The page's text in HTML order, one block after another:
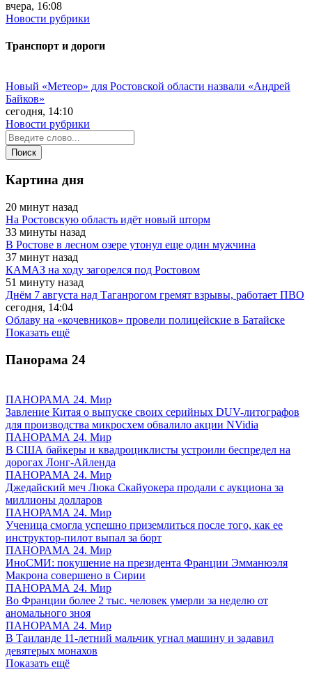
вчера, 16:08
Новости рубрики
Транспорт и дороги
Новый «Метеор» для Ростовской области назвали «Андрей
Байков»
сегодня, 14:10
Новости рубрики
Картина дня
20 минут назад
На Ростовскую область идёт новый шторм
33 минуты назад
В Ростове в лесном озере утонул еще один мужчина
37 минут назад
КАМАЗ на ходу загорелся под Ростовом
51 минуту назад
Днём 7 августа над Таганрогом гремят взрывы, работает ПВО
сегодня, 14:04
Облаву на «кочевников» провели полицейские в Батайске
Показать ещё
Панорама 24
ПАНОРАМА 24. Мир
Завление Китая о выпуске своих серийных DUV-литографов
для производства микросхем обвалило акции NVidia
ПАНОРАМА 24. Мир
В США байкеры и квадроциклисты устроили беспредел на
дорогах Лонг-Айленда
ПАНОРАМА 24. Мир
Джедайский меч Люка Скайуокера продали с аукциона за
миллионы долларов
ПАНОРАМА 24. Мир
Ученица смогла успешно приземлиться после того, как ее
инструктор-пилот выпал за борт
ПАНОРАМА 24. Мир
ИноСМИ: покушение на президента Франции Эмманюэля
Макрона совершено в Сирии
ПАНОРАМА 24. Мир
Во Франции более 2 тыс. человек умерли за неделю от
аномального зноя
ПАНОРАМА 24. Мир
В Таиланде 11-летний мальчик угнал машину и задавил
девятерых монахов
Показать ещё